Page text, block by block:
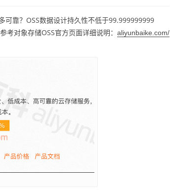
可靠？OSS数据设计持久性不低于99.999999999
考对象存储OSS官方页面详细说明：aliyunbaike.com/